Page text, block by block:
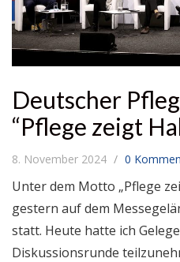
Deutscher
“Pflege zeigt
8. November 2024 0
Unter dem Motto „Pflege
gestern auf dem
statt. Heute hatte ich
Diskussionsrunde